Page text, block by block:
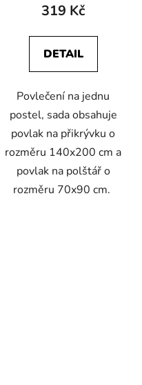
319 Kč
DETAIL
Povlečení na jednu
postel, sada obsahuje
povlak na přikrývku o
rozměru 140x200 cm a
povlak na polštář o
rozměru 70x90 cm.